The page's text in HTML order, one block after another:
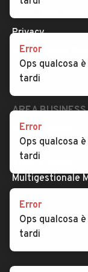
Privacy
Impostazioni
Security
AREA BUSINESS
Registrazione
concessionario
Multigestionale
Error
Ops qualcosa
tardi
Error
Ops qualcosa
tardi
Error
Ops qualcosa
tardi